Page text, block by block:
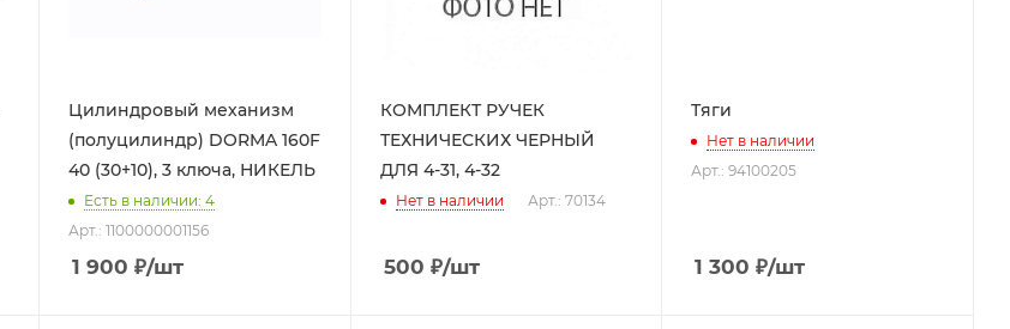
Цилиндровый механизм
(полуцилиндр) DORMA 160F
40 (30+10), 3 ключа, НИКЕЛЬ
Есть в наличии: 4
Арт.: 1100000001156
1 900 ₽/шт
КОМПЛЕКТ РУЧЕК
ТЕХНИЧЕСКИХ ЧЕРНЫЙ
ДЛЯ 4-31, 4-32
Нет в наличии Арт.: 70134
500 ₽/шт
Тяги
Нет в наличии
Арт.: 94100205
1 300 ₽/шт